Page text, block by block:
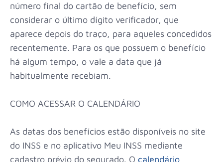
número final do cartão de benefício, sem
considerar o último dígito verificador, que
aparece depois do traço, para aqueles concedidos
recentemente. Para os que possuem o benefício
há algum tempo, o vale a data que já
habitualmente recebiam.
COMO ACESSAR O CALENDÁRIO
As datas dos benefícios estão disponíveis no site
do INSS e no aplicativo Meu INSS mediante
cadastro prévio do segurado. O calendário